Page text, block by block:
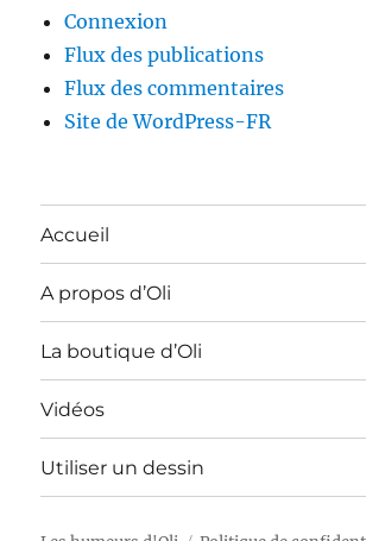
Connexion
Flux des publications
Flux des commentaires
Site de WordPress-FR
Accueil
A propos d’Oli
La boutique d’Oli
Vidéos
Utiliser un dessin